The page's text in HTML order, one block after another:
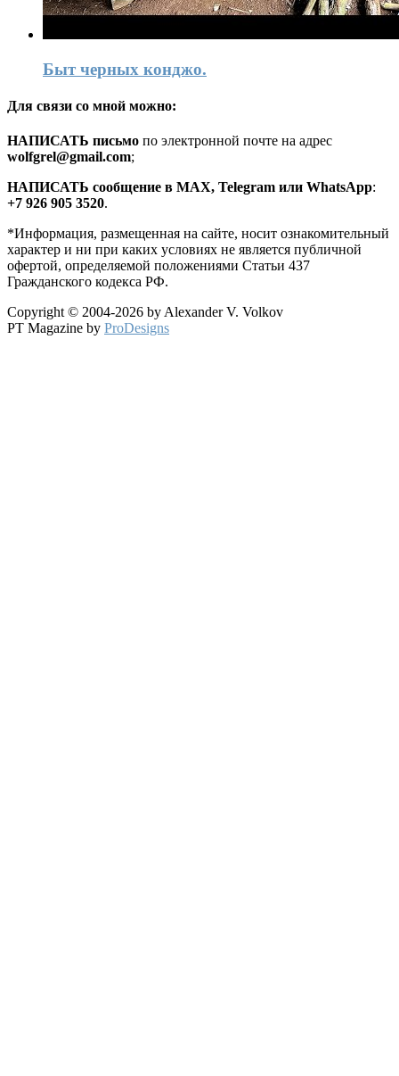
Быт черных конджо.
Для связи со мной можно:
HАПИСАТЬ письмо по электронной почте на адрес
wolfgrel@gmail.com;
HАПИСАТЬ сообщение в MAX, Telegram или WhatsApp:
+7 926 905 3520.
*Информация, размещенная на сайте, носит ознакомительный
характер и ни при каких условиях не является публичной
офертой, определяемой положениями Статьи 437
Гражданского кодекса РФ.
Copyright © 2004-2026 by Alexander V. Volkov
PT Magazine by ProDesigns